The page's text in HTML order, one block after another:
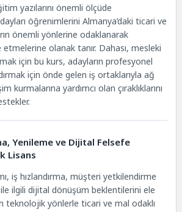
yazılarını önemli ölçüde
öğrenimlerini Almanya’daki ticari ve
önemli yönlerine odaklanarak
olanak tanır. Dahası, mesleki
için bu kurs, adayların profesyonel
için önde gelen iş ortaklarıyla ağ
kurmalarına yardımcı olan çıraklıklarını
Yenileme ve Dijital Felsefe
Lisans
iş hızlandırma, müşteri yetkilendirme
ilgili dijital dönüşüm beklentilerini ele
teknolojik yönlerle ticari ve mal odaklı